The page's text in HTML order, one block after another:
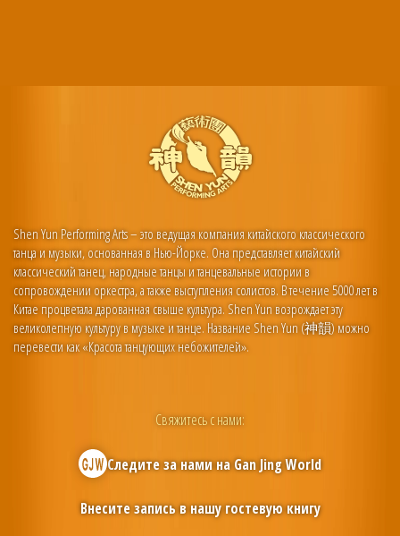
Shen Yun Performing Arts – это ведущая компания китайского классического
танца и музыки, основанная в Нью-Йорке. Она представляет китайский
классический танец, народные танцы и танцевальные истории в
сопровождении оркестра, а также выступления солистов. В течение 5000 лет в
Китае процветала дарованная свыше культура. Shen Yun возрождает эту
великолепную культуру в музыке и танце. Название Shen Yun (神韻) можно
перевести как «Красота танцующих небожителей».
Свяжитесь с нами:
Следите за нами наGan Jing World
Внесите запись в нашу гостевую книгу